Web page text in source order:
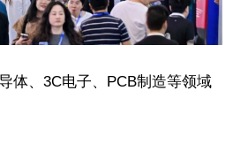
体、3C电子、PCB制造等领域